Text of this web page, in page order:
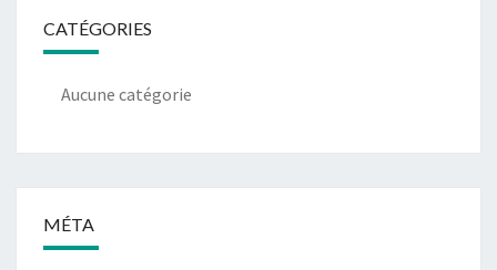
CATÉGORIES
Aucune catégorie
MÉTA